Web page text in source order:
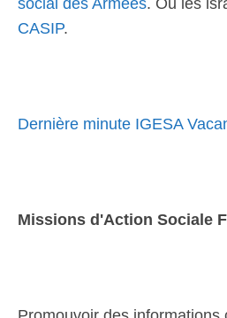
social des Armées. Ou les
CASIP.
Dernière minute IGESA
Missions d'Action Sociale